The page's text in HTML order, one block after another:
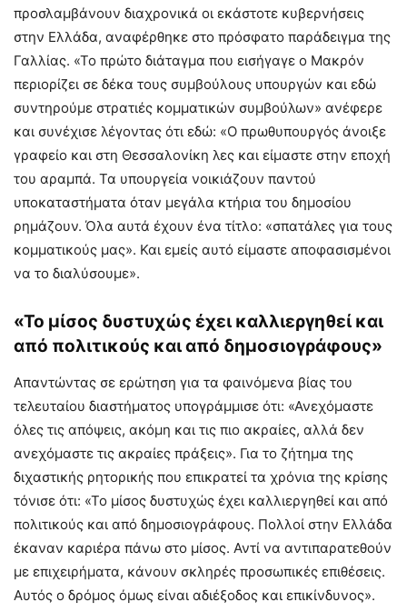
προσλαμβάνουν διαχρονικά οι εκάστοτε κυβερνήσεις
στην Ελλάδα, αναφέρθηκε στο πρόσφατο παράδειγμα της
Γαλλίας. «Το πρώτο διάταγμα που εισήγαγε ο Μακρόν
περιορίζει σε δέκα τους συμβούλους υπουργών και εδώ
συντηρούμε στρατιές κομματικών συμβούλων» ανέφερε
και συνέχισε λέγοντας ότι εδώ: «Ο πρωθυπουργός άνοιξε
γραφείο και στη Θεσσαλονίκη λες και είμαστε στην εποχή
του αραμπά. Τα υπουργεία νοικιάζουν παντού
υποκαταστήματα όταν μεγάλα κτήρια του δημοσίου
ρημάζουν. Όλα αυτά έχουν ένα τίτλο: «σπατάλες για τους
κομματικούς μας». Και εμείς αυτό είμαστε αποφασισμένοι
να το διαλύσουμε».
«Το μίσος δυστυχώς έχει καλλιεργηθεί και
από πολιτικούς και από δημοσιογράφους»
Απαντώντας σε ερώτηση για τα φαινόμενα βίας του
τελευταίου διαστήματος υπογράμμισε ότι: «Ανεχόμαστε
όλες τις απόψεις, ακόμη και τις πιο ακραίες, αλλά δεν
ανεχόμαστε τις ακραίες πράξεις». Για το ζήτημα της
διχαστικής ρητορικής που επικρατεί τα χρόνια της κρίσης
τόνισε ότι: «Το μίσος δυστυχώς έχει καλλιεργηθεί και από
πολιτικούς και από δημοσιογράφους. Πολλοί στην Ελλάδα
έκαναν καριέρα πάνω στο μίσος. Αντί να αντιπαρατεθούν
με επιχειρήματα, κάνουν σκληρές προσωπικές επιθέσεις.
Αυτός ο δρόμος όμως είναι αδιέξοδος και επικίνδυνος».